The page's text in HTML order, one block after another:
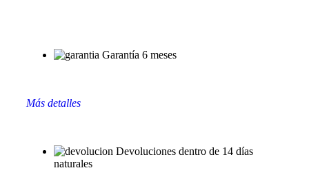
Garantía 6 meses
Más detalles
Devoluciones dentro de 14 días
naturales